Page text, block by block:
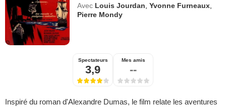
Avec Louis Jourdan ,Yvonne Furneaux
Pierre Mondy
Spectateurs
3,9
Mes amis
--
Inspiré du roman d'Alexandre Dumas, le film relate les aventures